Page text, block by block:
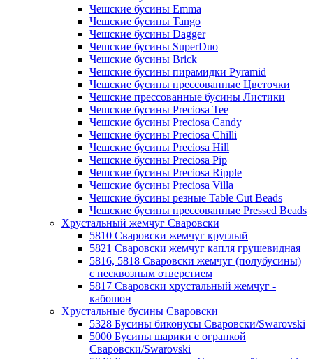
Чешские бусины Emma
Чешские бусины Tango
Чешские бусины Dagger
Чешские бусины SuperDuo
Чешские бусины Brick
Чешские бусины пирамидки Pyramid
Чешские бусины прессованные Цветочки
Чешские прессованные бусины Листики
Чешские бусины Preciosa Tee
Чешские бусины Preciosa Candy
Чешские бусины Preciosa Chilli
Чешские бусины Preciosa Hill
Чешские бусины Preciosa Pip
Чешские бусины Preciosa Ripple
Чешские бусины Preciosa Villa
Чешские бусины резные Table Cut Beads
Чешские бусины прессованные Pressed Beads
Хрустальный жемчуг Сваровски
5810 Сваровски жемчуг круглый
5821 Сваровски жемчуг капля грушевидная
5816, 5818 Сваровски жемчуг (полубусины)
с несквозным отверстием
5817 Сваровски хрустальный жемчуг -
кабошон
Хрустальные бусины Сваровски
5328 Бусины биконусы Сваровски/Swarovski
5000 Бусины шарики с огранкой
Сваровски/Swarovski